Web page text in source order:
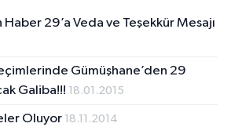
Haber 29’a Veda ve Teşekkür Mesajı
Gümüşhane’den 29
Galiba!!! 18.01.2015
Oluyor 18.11.2014